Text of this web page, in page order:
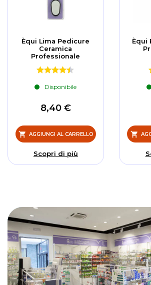
Èqui Lima Pedicure
Ceramica
Professionale
Disponibile
8,40 €
AGGIUNGI AL CARRELLO
Scopri di più
Èqui